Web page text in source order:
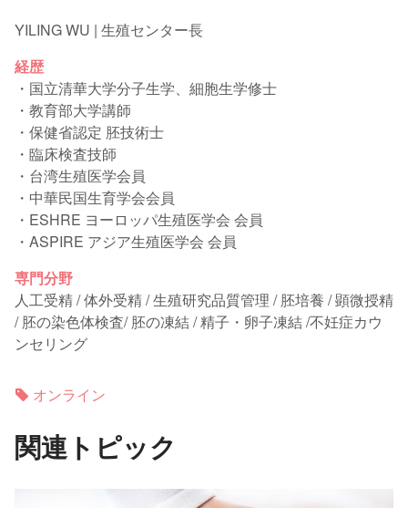
YILING WU | 生殖センター長
経歴
・国立清華大学分子生学、細胞生学修士
・教育部大学講師
・保健省認定 胚技術士
・臨床検査技師
・台湾生殖医学会員
・中華民国生育学会会員
・ESHRE ヨーロッパ生殖医学会 会員
・ASPIRE アジア生殖医学会 会員
専門分野
人工受精 / 体外受精 / 生殖研究品質管理 / 胚培養 / 顕微授精
/ 胚の染色体検査/ 胚の凍結 / 精子・卵子凍結 /不妊症カウ
ンセリング
オンライン
関連トピック